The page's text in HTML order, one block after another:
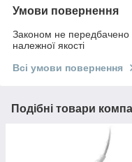
Умови повернення
Законом не передбачено
належної якості
Всі умови повернення
Подібні товари